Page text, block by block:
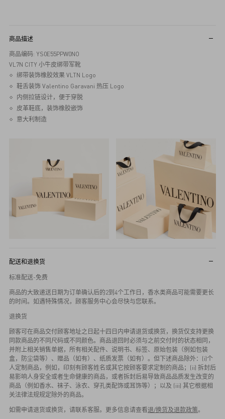
商品描述
商品编码: YS0E55PPW0NO
VL7N CITY 小牛皮绑带军靴
绑带装饰橡胶效果 VLTN Logo
鞋舌装饰 Valentino Garavani 热压 Logo
内侧拉链设计，便于穿脱
皮革鞋底，装饰橡胶嵌饰
意大利制造
配送和退换货
标准配送-免费
商品的大致递送日期为订单确认后的2到4个工作日，香水类商品可能需要更长
的时间。如遇特殊情况，顾客服务中心会尽快与您联系。
退换货
顾客可在商品交付顾客地址之日起十四日内申请退货或换货，换货仅支持更换
同款商品的不同尺码或不同颜色。商品退回时必须与之前交付时的状态相同，
并附上相关销售单据，所有相关配件、说明书、标签、原始包装（例如包装
盒，防尘袋等）、赠品（如有）、纸质发票（如有）。但下述商品除外：(i)个
人定制商品，例如，印刻有顾客姓名或其它按顾客要求定制的商品；(ii) 拆封后
易影响人身安全或者生命健康的商品，或者拆封后易导致商品品质发生改变的
商品（例如香水、袜子、泳衣、穿孔类配饰或耳饰等）；以及 (iii) 其它根据相
关法律法规规定除外的商品。
如需申请退货或换货，请联系客服。更多信息请查看退/换货及退款政策。